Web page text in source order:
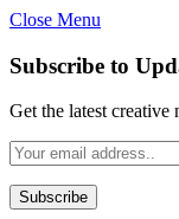
Close Menu
Subscribe to
Get the latest creative